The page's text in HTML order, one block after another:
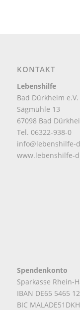
KONTAKT
Lebenshilfe
Bad Dürkheim e.V.
Sägmühle 13
67098 Bad
Tel. 06322-938-0
info@lebenshilfe-
www.lebenshilfe-
Spendenkonto
Sparkasse Rhein-
IBAN DE65 5465
BIC MALADE51DKH